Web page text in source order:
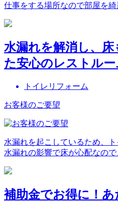
仕事をする場所なので部屋を綺
水漏れを解消し、
た安心のレストルー
トイレリフォーム
お客様のご要望
水漏れを起こしているため、ト
水漏れの影響で床が心配なので
補助金でお得に！